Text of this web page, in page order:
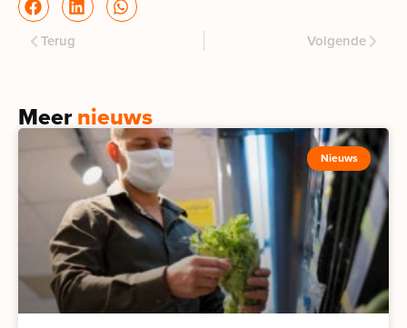
Terug Volgende
Meernieuws
Nieuws